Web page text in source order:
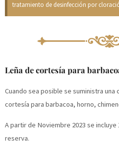
tratamiento de desinfección por
Leña de cortesía para
Cuando sea posible se suministra una
cortesía para barbacoa, horno,
A partir de Noviembre 2023 se incluye
reserva.